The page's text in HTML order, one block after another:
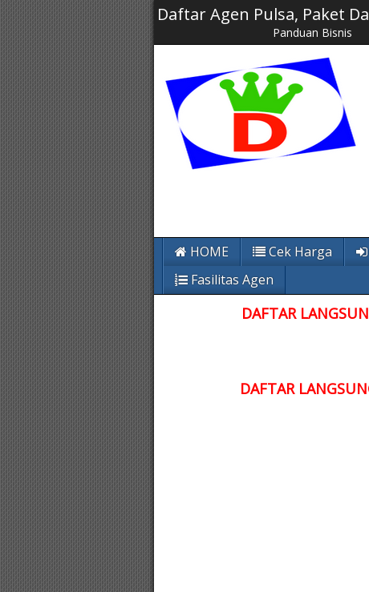
Daftar Agen Pulsa, Paket
Panduan Bisnis
HOME Cek Harga
Fasilitas Agen
DAFTAR
DAFTAR